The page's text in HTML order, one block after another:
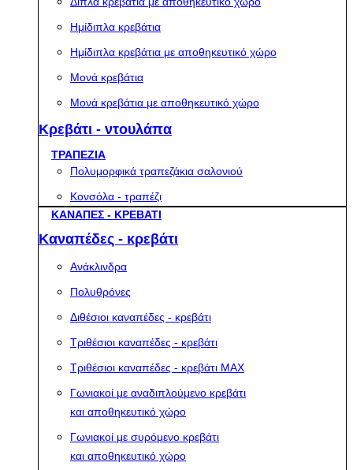
Ημίδιπλα κρεβάτια
Ημίδιπλα κρεβάτια με αποθηκευτικό χώρο
Μονά κρεβάτια
Μονά κρεβάτια με αποθηκευτικό χώρο
Κρεβάτι - ντουλάπα
ΤΡΑΠΕΖΙΑ
Πολυμορφικά τραπεζάκια σαλονιού
Κονσόλα - τραπέζι
ΚΑΝΑΠΕΣ - ΚΡΕΒΑΤΙ
Καναπέδες - κρεβάτι
Ανάκλινδρα
Πολυθρόνες
Διθέσιοι καναπέδες - κρεβάτι
Τριθέσιοι καναπέδες - κρεβάτι
Τριθέσιοι καναπέδες - κρεβάτι MAX
Γωνιακοί με αναδιπλούμενο κρεβάτι
και αποθηκευτικό χώρο
Γωνιακοί με συρόμενο κρεβάτι
και αποθηκευτικό χώρο